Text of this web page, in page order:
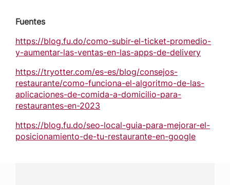
Fuentes
https://blog.fu.do/como-subir-el-ticket-promedio-
y-aumentar-las-ventas-en-las-apps-de-delivery
https://tryotter.com/es-es/blog/consejos-
restaurante/como-funciona-el-algoritmo-de-las-
aplicaciones-de-comida-a-domicilio-para-
restaurantes-en-2023
https://blog.fu.do/seo-local-guia-para-mejorar-el-
posicionamiento-de-tu-restaurante-en-google